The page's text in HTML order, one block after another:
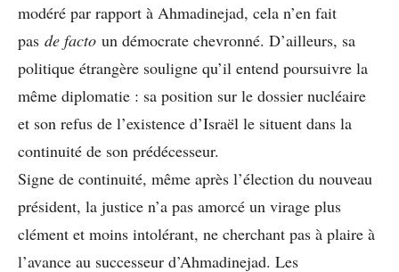
modéré par rapport à Ahmadinejad, cela n’en fait
pas de facto un démocrate chevronné. D’ailleurs, sa
politique étrangère souligne qu’il entend poursuivre la
même diplomatie : sa position sur le dossier nucléaire
et son refus de l’existence d’Israël le situent dans la
continuité de son prédécesseur.
Signe de continuité, même après l’élection du nouveau
président, la justice n’a pas amorcé un virage plus
clément et moins intolérant, ne cherchant pas à plaire à
l’avance au successeur d’Ahmadinejad. Les